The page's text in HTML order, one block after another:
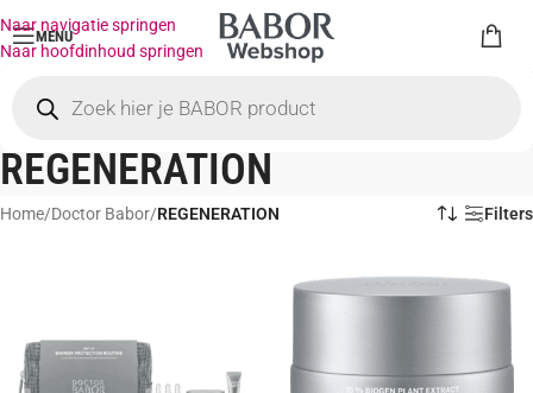
Naar navigatie springen
Naar hoofdinhoud springen
MENU
REGENERATION
Home/Doctor Babor/REGENERATION Filters